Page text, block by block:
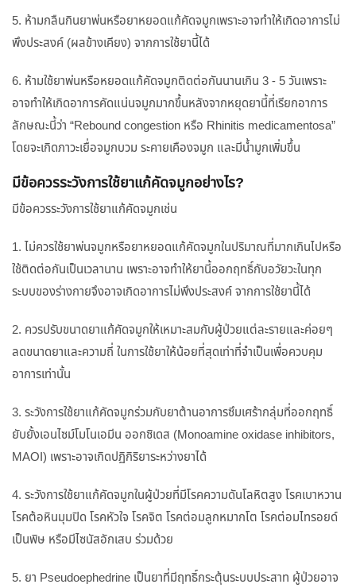
5. ห้ามกลืนกินยาพ่นหรือยาหยอดแก้คัดจมูกเพราะอาจทำให้เกิดอาการไม่
พึงประสงค์ (ผลข้างเคียง) จากการใช้ยานี้ได้
6. ห้ามใช้ยาพ่นหรือหยอดแก้คัดจมูกติดต่อกันนานเกิน 3 - 5 วันเพราะ
อาจทำให้เกิดอาการคัดแน่นจมูกมากขึ้นหลังจากหยุดยานี้ที่เรียกอาการ
ลักษณะนี้ว่า “Rebound congestion หรือ Rhinitis medicamentosa”
โดยจะเกิดภาวะเยื่อจมูกบวม ระคายเคืองจมูก และมีน้ำมูกเพิ่มขึ้น
มีข้อควรระวังการใช้ยาแก้คัดจมูกอย่างไร?
มีข้อควรระวังการใช้ยาแก้คัดจมูกเช่น
1. ไม่ควรใช้ยาพ่นจมูกหรือยาหยอดแก้คัดจมูกในปริมาณที่มากเกินไปหรือ
ใช้ติดต่อกันเป็นเวลานาน เพราะอาจทำให้ยานี้ออกฤทธิ์กับอวัยวะในทุก
ระบบของร่างกายจึงอาจเกิดอาการไม่พึงประสงค์ จากการใช้ยานี้ได้
2. ควรปรับขนาดยาแก้คัดจมูกให้เหมาะสมกับผู้ป่วยแต่ละรายและค่อยๆ
ลดขนาดยาและความถี่ ในการใช้ยาให้น้อยที่สุดเท่าที่จำเป็นเพื่อควบคุม
อาการเท่านั้น
3. ระวังการใช้ยาแก้คัดจมูกร่วมกับยาต้านอาการซึมเศร้ากลุ่มที่ออกฤทธิ์
ยับยั้งเอนไซม์โมโนเอมีน ออกซิเดส (Monoamine oxidase inhibitors,
MAOI) เพราะอาจเกิดปฏิกิริยาระหว่างยาได้
4. ระวังการใช้ยาแก้คัดจมูกในผู้ป่วยที่มีโรคความดันโลหิตสูง โรคเบาหวาน
โรคต้อหินมุมปิด โรคหัวใจ โรคจิต โรคต่อมลูกหมากโต โรคต่อมไทรอยด์
เป็นพิษ หรือมีไซนัสอักเสบ ร่วมด้วย
5. ยา Pseudoephedrine เป็นยาที่มีฤทธิ์กระตุ้นระบบประสาท ผู้ป่วยอาจ